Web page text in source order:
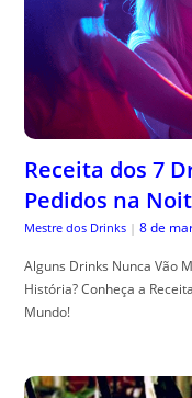
Receita dos 7
Pedidos na
Mestre dos Drinks | 8 de
Alguns Drinks Nunca Vão
História? Conheça a
Mundo!